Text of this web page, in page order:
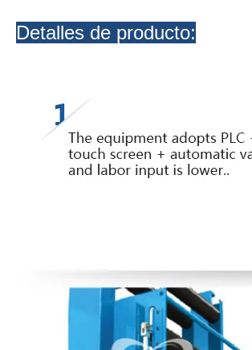
Detalles de producto: